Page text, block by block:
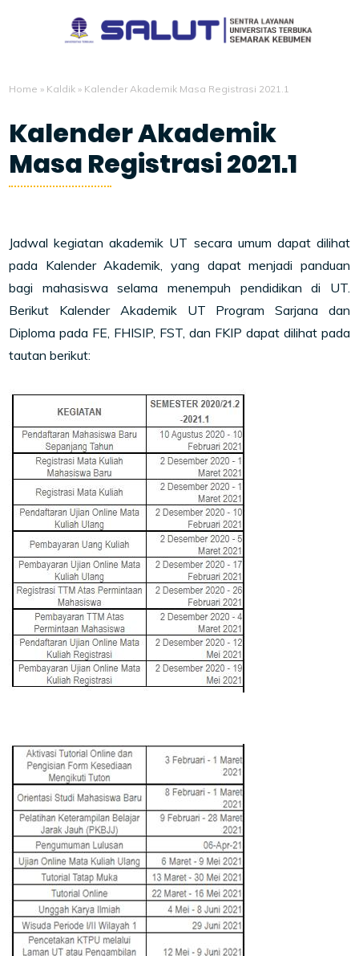
Home » Kaldik » Kalender Akademik Masa Registrasi 2021.1
Kalender Akademik
Masa Registrasi 2021.1
Jadwal kegiatan akademik UT secara umum dapat dilihat
pada Kalender Akademik, yang dapat menjadi panduan
bagi mahasiswa selama menempuh pendidikan di UT.
Berikut Kalender Akademik UT Program Sarjana dan
Diploma pada FE, FHISIP, FST, dan FKIP dapat dilihat pada
tautan berikut: